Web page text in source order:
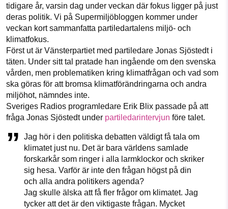
Threads LinkedIn
tidigare år, varsin dag under veckan där fokus ligger på just
deras politik. Vi på Supermiljöbloggen kommer under
veckan kort sammanfatta partiledartalens miljö- och
klimatfokus.
Först ut är Vänsterpartiet med partiledare Jonas Sjöstedt i
täten. Under sitt tal pratade han ingående om den svenska
vården, men problematiken kring klimatfrågan och vad som
ska göras för att bromsa klimatförändringarna och andra
miljöhot, nämndes inte.
Sveriges Radios programledare Erik Blix passade på att
fråga Jonas Sjöstedt under partiledarintervjun före talet.
Jag hör i den politiska debatten väldigt få tala om
klimatet just nu. Det är bara världens samlade
forskarkår som ringer i alla larmklockor och skriker
sig hesa. Varför är inte den frågan högst på din
och alla andra politikers agenda?
Jag skulle älska att få fler frågor om klimatet. Jag
tycker att det är den viktigaste frågan. Mycket
Läs vad vi vill göra